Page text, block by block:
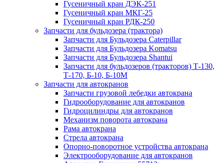
Гусеничный кран ДЭК-251
Гусеничный кран МКГ-25
Гусеничный кран РДК-250
Запчасти для бульдозера (трактора)
Запчасти для Бульдозера Caterpillar
Запчасти для Бульдозера Komatsu
Запчасти для Бульдозера Shantui
Запчасти для бульдозеров (тракторов) Т-130,
Т-170, Б-10, Б-10М
Запчасти для автокранов
Запчасти грузовой лебедки автокрана
Гидрооборудование для автокранов
Гидроцилиндры для автокранов
Механизм поворота автокрана
Рама автокрана
Стрела автокрана
Опорно-поворотное устройства автокрана
Электрооборудование для автокранов